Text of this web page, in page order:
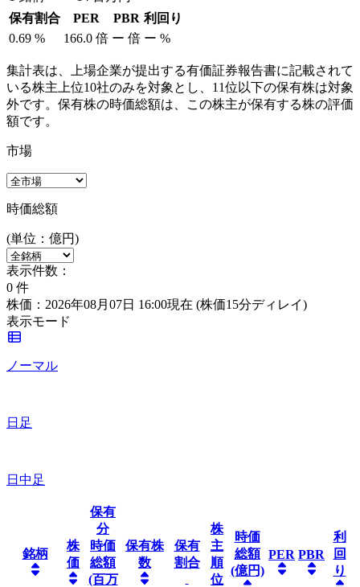
保有割合
PER PBR 利回り
0.69 % 166.0 倍 ー 倍 ー %
集計表は、上場企業が提出する有価証券報告書に記載されて
いる株主上位10社のみを対象とし、11位以下の保有株は対象
外です。保有株の時価総額は、この株主が保有する株の評価
額です。
市場
時価総額
(単位：億円)
表示件数：
0 件
株価：2026年08月07日 16:00現在 (株価15分ディレイ)
表示モード
ノーマル
日足
日中足
銘柄
株
価
保有
分
時価
総額
(百万
保有株
数
保有
割合
株
主
順
位
時価
総額
(億円)
PER PBR
利
回
り